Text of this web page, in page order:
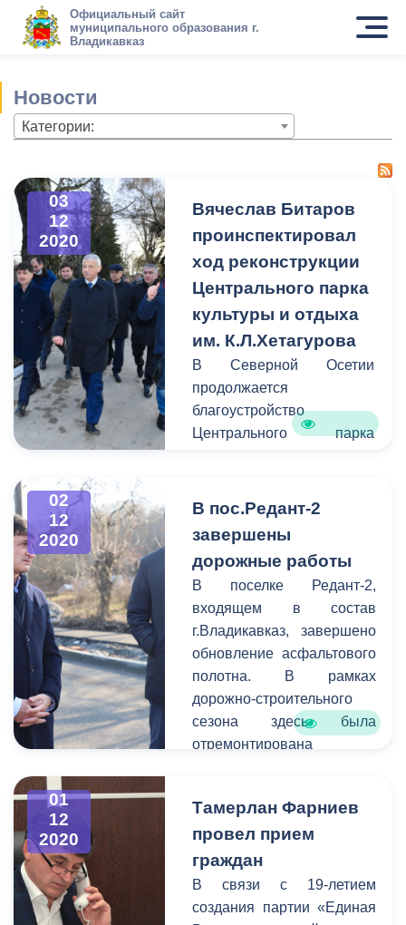
Официальный сайт
муниципального образования г.
Владикавказ
Новости
Категории:
03
12
2020
Вячеслав Битаров
проинспектировал
ход реконструкции
Центрального парка
культуры и отдыха
им. К.Л.Хетагурова
В Северной Осетии
продолжается
благоустройство
Центрального парка
качество работ оценил
Северная Осетия-
Алания Вячеслав
Битаров. Руководителя
республики сопровождали
глава АМС г.
Владикавказа Тамерлан
Фарниев, представители
профильных
подразделений и
структур.
02
12
2020
В пос.Редант-2
завершены
дорожные работы
В поселке Редант-2,
входящем в состав
г.Владикавказ, завершено
обновление асфальтового
полотна. В рамках
дорожно-строительного
сезона здесь была
отремонтирована
сегодня проверил глава
Администрации местного
самоуправления Тамерлан
Фарниев. Вместе с
руководителем
01
12
2020
Тамерлан Фарниев
провел прием
граждан
В связи с 19-летием
создания партии «Единая